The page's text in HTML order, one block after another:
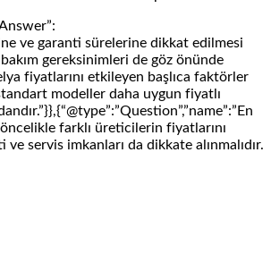
ve garanti sürelerine dikkat edilmesi
gereksinimleri de göz önünde
fiyatlarını etkileyen başlıca faktörler
modeller daha uygun fiyatlı
farklı üreticilerin fiyatlarını
servis imkanları da dikkate alınmalıdır.